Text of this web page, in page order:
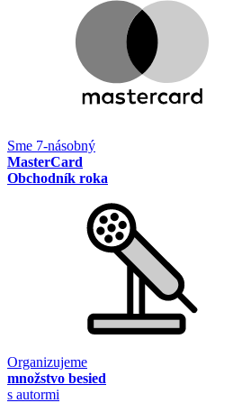
Sme 7-násobný
MasterCard
Obchodník roka
Organizujeme
množstvo besied
s autormi